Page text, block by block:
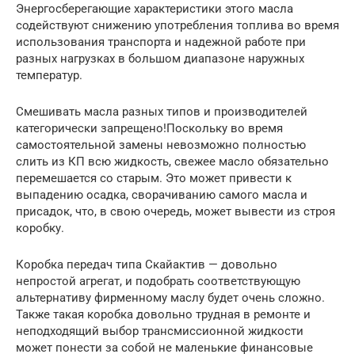
Энергосберегающие характеристики этого масла
содействуют снижению употребления топлива во время
использования транспорта и надежной работе при
разных нагрузках в большом диапазоне наружных
температур.
Смешивать масла разных типов и производителей
категорически запрещено!Поскольку во время
самостоятельной замены невозможно полностью
слить из КП всю жидкость, свежее масло обязательно
перемешается со старым. Это может привести к
выпадению осадка, сворачиванию самого масла и
присадок, что, в свою очередь, может вывести из строя
коробку.
Коробка передач типа Скайактив — довольно
непростой агрегат, и подобрать соответствующую
альтернативу фирменному маслу будет очень сложно.
Также такая коробка довольно трудная в ремонте и
неподходящий выбор трансмиссионной жидкости
может понести за собой не маленькие финансовые